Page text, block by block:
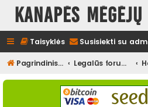
Kanapės
Taisyklės Susisiekti su
Pagrindinis diskusijų puslapis Legalūs forumai